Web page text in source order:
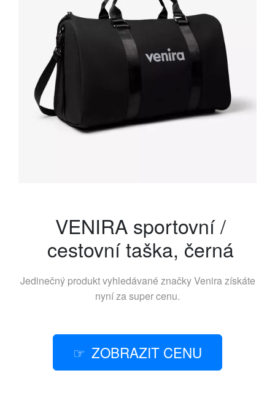
VENIRA sportovní /
cestovní taška, černá
Jedinečný produkt vyhledávané značkyVenirazískáte
nyní za super cenu.
ZOBRAZIT CENU